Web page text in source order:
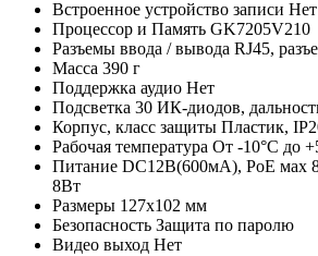
Встроенное устройство записи Нет
Процессор и Память GK7205V210
Разъемы ввода / вывода RJ45,
Масса 390 г
Поддержка аудио Нет
Подсветка 30 ИК-диодов,
Корпус, класс защиты Пластик,
Рабочая температура От -10°С до
Питание DC12В(600мА), PoE мах
8Вт
Размеры 127х102 мм
Безопасность Защита по паролю
Видео выход Нет